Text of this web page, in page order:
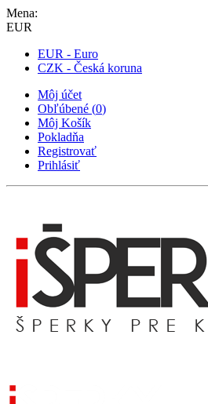
Mena:
EUR
EUR - Euro
CZK - Česká koruna
Môj účet
Obľúbené (0)
Môj Košík
Pokladňa
Registrovať
Prihlásiť